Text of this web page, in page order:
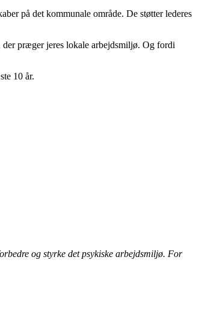
på det kommunale område. De støtter lederes
præger jeres lokale arbejdsmiljø. Og fordi
10 år.
og styrke det psykiske arbejdsmiljø. For